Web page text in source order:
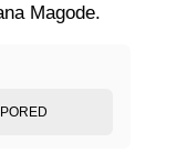
Magode.